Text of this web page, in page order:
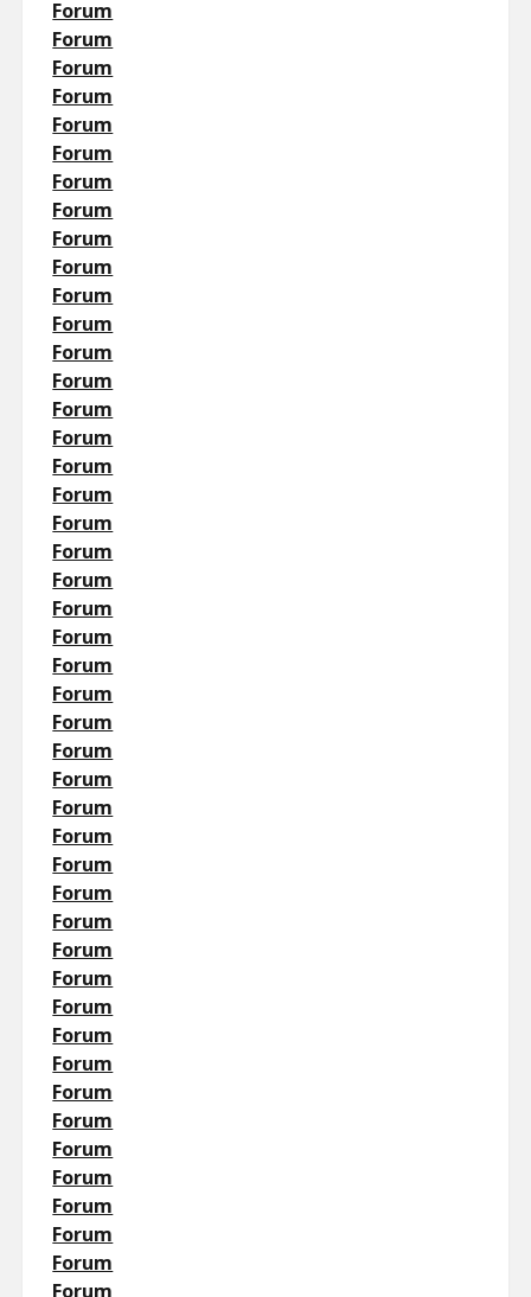
Forum
Forum
Forum
Forum
Forum
Forum
Forum
Forum
Forum
Forum
Forum
Forum
Forum
Forum
Forum
Forum
Forum
Forum
Forum
Forum
Forum
Forum
Forum
Forum
Forum
Forum
Forum
Forum
Forum
Forum
Forum
Forum
Forum
Forum
Forum
Forum
Forum
Forum
Forum
Forum
Forum
Forum
Forum
Forum
Forum
Forum